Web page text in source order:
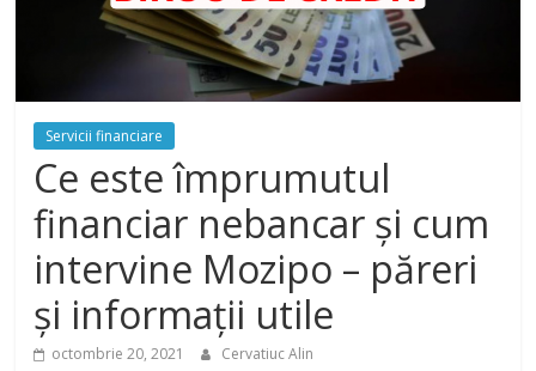
Servicii financiare
Ce este împrumutul
financiar nebancar și cum
intervine Mozipo – păreri
și informații utile
octombrie 20, 2021 Cervatiuc Alin